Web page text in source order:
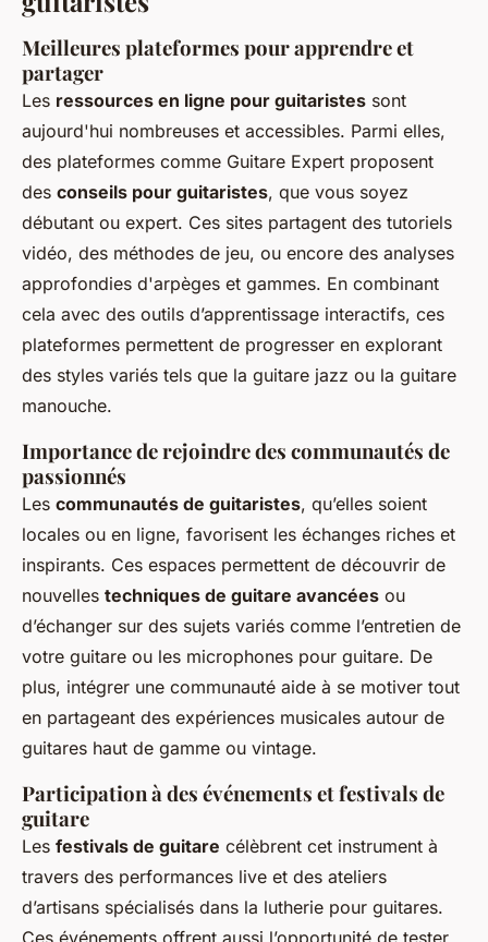
Meilleures plateformes pour apprendre et
partager
Les ressources en ligne pour guitaristes sont
aujourd'hui nombreuses et accessibles. Parmi elles,
des plateformes comme Guitare Expert proposent
des conseils pour guitaristes, que vous soyez
débutant ou expert. Ces sites partagent des tutoriels
vidéo, des méthodes de jeu, ou encore des analyses
approfondies d'arpèges et gammes. En combinant
cela avec des outils d’apprentissage interactifs, ces
plateformes permettent de progresser en explorant
des styles variés tels que la guitare jazz ou la guitare
manouche.
Importance de rejoindre des communautés de
passionnés
Les communautés de guitaristes, qu’elles soient
locales ou en ligne, favorisent les échanges riches et
inspirants. Ces espaces permettent de découvrir de
nouvelles techniques de guitare avancées ou
d’échanger sur des sujets variés comme l’entretien de
votre guitare ou les microphones pour guitare. De
plus, intégrer une communauté aide à se motiver tout
en partageant des expériences musicales autour de
guitares haut de gamme ou vintage.
Participation à des événements et festivals de
guitare
Les festivals de guitare célèbrent cet instrument à
travers des performances live et des ateliers
d’artisans spécialisés dans la lutherie pour guitares.